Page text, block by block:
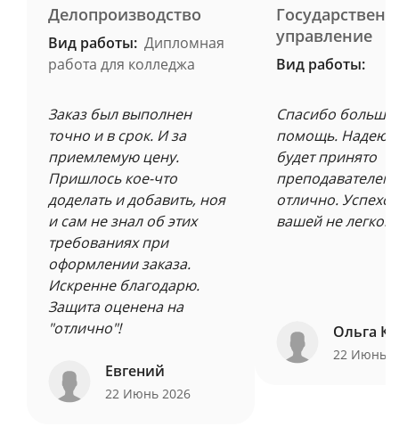
Делопроизводство
Вид работы: Дипломная
работа для колледжа
Заказ был выполнен
точно и в срок. И за
приемлемую цену.
Пришлось кое-что
доделать и добавить, ноя
и сам не знал об этих
требованиях при
оформлении заказа.
Искренне благодарю.
Защита оценена на
"отлично"!
Евгений
22 Июнь 2026
управление
Вид работы:
Спасибо
помощь.
будет принято
преподавателем
отлично.
вашей не легкой
Ольга
22 Июнь